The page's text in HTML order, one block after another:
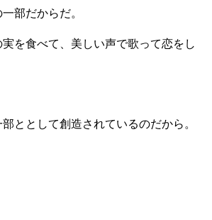
部だからだ。
を食べて、美しい声で歌って恋をし
ととして創造されているのだから。